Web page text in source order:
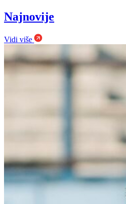
Najnovije
Vidi više